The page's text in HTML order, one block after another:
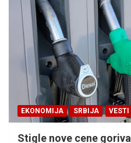
EKONOMIJA SRBIJA VESTI
Stigle nove cene goriva